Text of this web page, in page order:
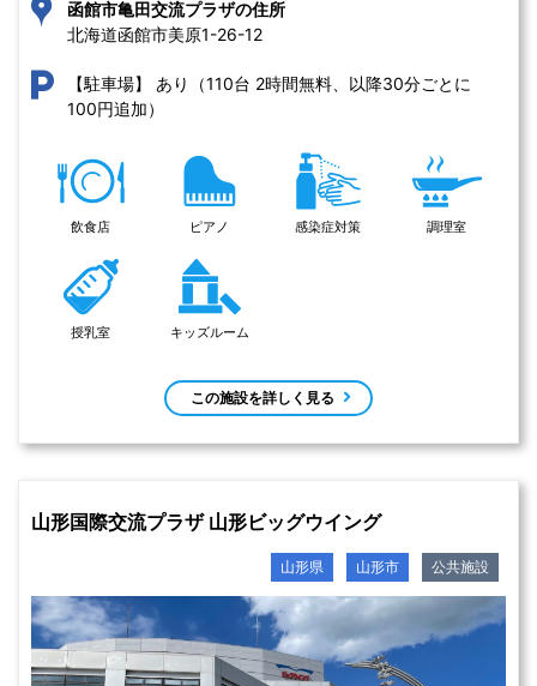
函館市亀田交流プラザの住所
北海道函館市美原1-26-12
【駐車場】
あり（110台 2時間無料、以降30分ごとに
100円追加）
飲食店 ピアノ 感染症対策 調理室
授乳室 キッズルーム
この施設を詳しく見る
山形国際交流プラザ 山形ビッグウイング
山形県 山形市 公共施設